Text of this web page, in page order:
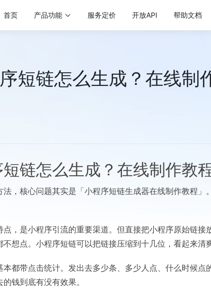
首页 产品功能 服务定价 开放API 帮助文档
短链怎么生成？在线制
链怎么生成？在线制作教
，核心问题其实是「小程序短链生成器在线制作教程」
，是小程序引流的重要渠道。但直接把小程序原始链接
想点。小程序短链可以把链接压缩到十几位，看起来清
都带点击统计。发出去多少条、多少人点、什么时候点
钱到底有没有效果。